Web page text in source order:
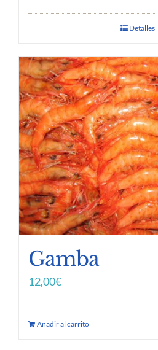
Detalles
Gamba
12,00€
Añadir al carrito